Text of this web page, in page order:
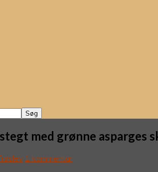
med grønne asparges
1 kommentar